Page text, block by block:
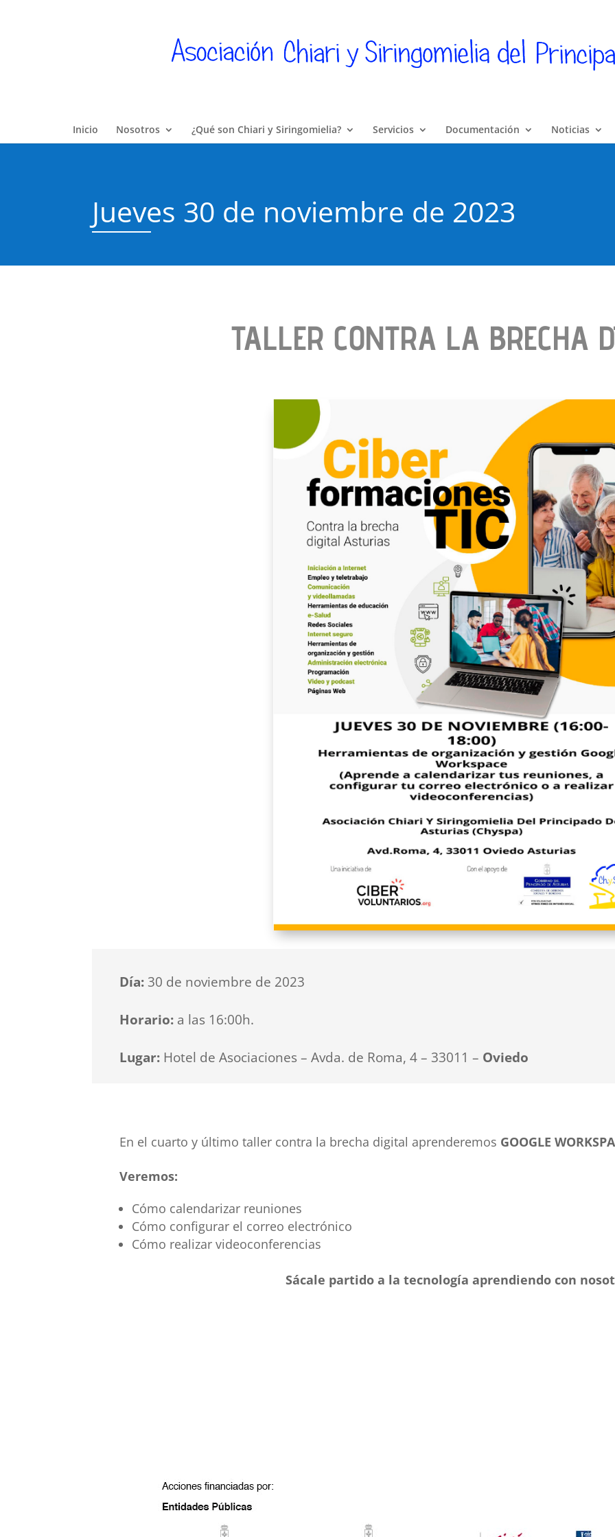
Inicio Nosotros ¿Qué son Chiari y Siringomielia? Servicios Documentación Noticias
Jueves 30 de noviembre de 2023
TALLER CONTRA LA BRECHA
Día: 30 de noviembre de 2023
Horario: a las 16:00h.
Lugar: Hotel de Asociaciones – Avda. de Roma, 4 – 33011 – Oviedo
En el cuarto y último taller contra la brecha digital aprenderemos GOOGLE
Veremos:
Cómo calendarizar reuniones
Cómo configurar el correo electrónico
Cómo realizar videoconferencias
Sácale partido a la tecnología aprendiendo con